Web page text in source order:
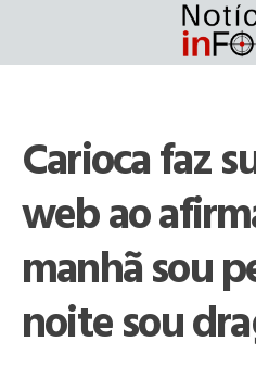
content
Carioca faz
web ao
manhã sou
noite sou